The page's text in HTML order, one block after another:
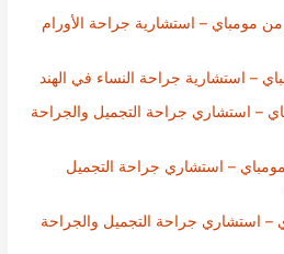
من مومباي – استشارية جراحة الأورام
– استشارية جراحة النساء في الهند
– استشاري جراحة التجميل والجراحة
مومباي – استشاري جراحة التجميل
– استشاري جراحة التجميل والجراحة